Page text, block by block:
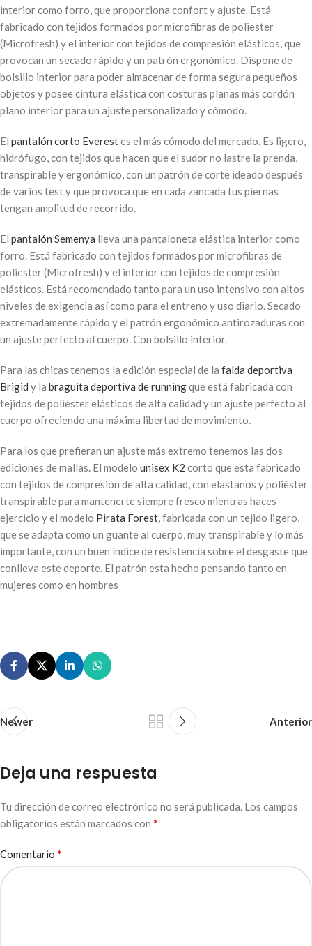
interior como forro, que proporciona confort y ajuste. Está
fabricado con tejidos formados por microfibras de poliester
(Microfresh) y el interior con tejidos de compresión elásticos, que
provocan un secado rápido y un patrón ergonómico. Dispone de
bolsillo interior para poder almacenar de forma segura pequeños
objetos y posee cintura elástica con costuras planas más cordón
plano interior para un ajuste personalizado y cómodo.
El pantalón corto Everestes el más cómodo del mercado. Es ligero,
hidrófugo, con tejidos que hacen que el sudor no lastre la prenda,
transpirable y ergonómico, con un patrón de corte ideado después
de varios test y que provoca que en cada zancada tus piernas
tengan amplitud de recorrido.
El pantalón Semenya lleva una pantaloneta elástica interior como
forro. Está fabricado con tejidos formados por microfibras de
poliester (Microfresh) y el interior con tejidos de compresión
elásticos. Está recomendado tanto para un uso intensivo con altos
niveles de exigencia así como para el entreno y uso diario. Secado
extremadamente rápido y el patrón ergonómico antirozaduras con
un ajuste perfecto al cuerpo. Con bolsillo interior.
Para las chicas tenemos la edición especial de la falda deportiva
Brigid y la braguita deportiva de runningque está fabricada con
tejidos de poliéster elásticos de alta calidad y un ajuste perfecto al
cuerpo ofreciendo una máxima libertad de movimiento.
Para los que prefieran un ajuste más extremo tenemos las dos
ediciones de mallas. El modelo unisex K2 corto queesta fabricado
con tejidos de compresión de alta calidad, con elastanos y poliéster
transpirable para mantenerte siempre fresco mientras haces
ejercicio y el modelo Pirata Forest, fabricada con un tejido ligero,
que se adapta como un guante al cuerpo, muy transpirable y lo más
importante, con un buen índice de resistencia sobre el desgaste que
conlleva este deporte. El patrón esta hecho pensando tanto en
mujeres como en hombres
Newer Anterior
Deja una respuesta
Tu dirección de correo electrónico no será publicada. Los campos
obligatorios están marcados con *
Comentario *